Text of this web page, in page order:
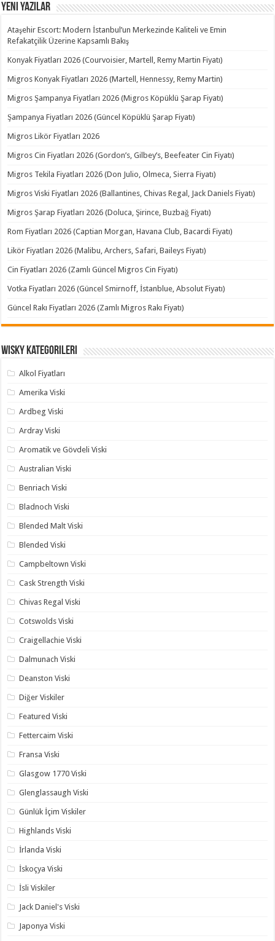
Yeni Yazılar
Ataşehir Escort: Modern İstanbul’un Merkezinde Kaliteli ve Emin
Refakatçilik Üzerine Kapsamlı Bakış
Konyak Fiyatları 2026 (Courvoisier, Martell, Remy Martin Fiyatı)
Migros Konyak Fiyatları 2026 (Martell, Hennessy, Remy Martin)
Migros Şampanya Fiyatları 2026 (Migros Köpüklü Şarap Fiyatı)
Şampanya Fiyatları 2026 (Güncel Köpüklü Şarap Fiyatı)
Migros Likör Fiyatları 2026
Migros Cin Fiyatları 2026 (Gordon’s, Gilbey’s, Beefeater Cin Fiyatı)
Migros Tekila Fiyatları 2026 (Don Julio, Olmeca, Sierra Fiyatı)
Migros Viski Fiyatları 2026 (Ballantines, Chivas Regal, Jack Daniels Fiyatı)
Migros Şarap Fiyatları 2026 (Doluca, Şirince, Buzbağ Fiyatı)
Rom Fiyatları 2026 (Captian Morgan, Havana Club, Bacardi Fiyatı)
Likör Fiyatları 2026 (Malibu, Archers, Safari, Baileys Fiyatı)
Cin Fiyatları 2026 (Zamlı Güncel Migros Cin Fiyatı)
Votka Fiyatları 2026 (Güncel Smirnoff, İstanblue, Absolut Fiyatı)
Güncel Rakı Fiyatları 2026 (Zamlı Migros Rakı Fiyatı)
Wisky Kategorileri
Alkol Fiyatları
Amerika Viski
Ardbeg Viski
Ardray Viski
Aromatik ve Gövdeli Viski
Australian Viski
Benriach Viski
Bladnoch Viski
Blended Malt Viski
Blended Viski
Campbeltown Viski
Cask Strength Viski
Chivas Regal Viski
Cotswolds Viski
Craigellachie Viski
Dalmunach Viski
Deanston Viski
Diğer Viskiler
Featured Viski
Fettercaim Viski
Fransa Viski
Glasgow 1770 Viski
Glenglassaugh Viski
Günlük İçim Viskiler
Highlands Viski
İrlanda Viski
İskoçya Viski
İsli Viskiler
Jack Daniel's Viski
Japonya Viski